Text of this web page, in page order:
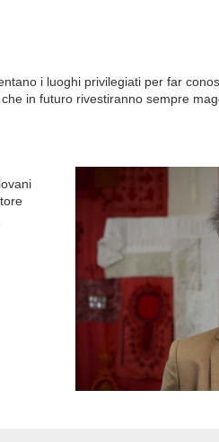
i luoghi privilegiati per far
in futuro rivestiranno sempre